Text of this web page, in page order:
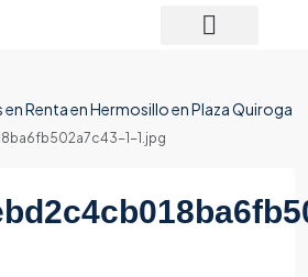
Renta en Hermosillo en Plaza Quiroga
1-1.jpg